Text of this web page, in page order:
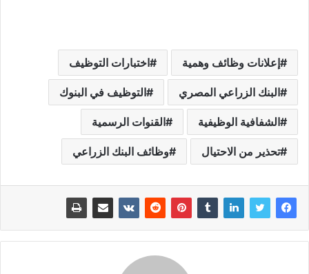
إعلانات وظائف وهمية اختبارات التوظيف
البنك الزراعي المصري التوظيف في البنوك
الشفافية الوظيفية القنوات الرسمية
تحذير من الاحتيال وظائف البنك الزراعي